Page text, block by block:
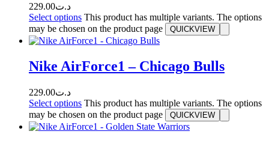
د.ت229.00
Select options This product has multiple variants. The options
may be chosen on the product page
QUICKVIEW
Nike AirForce1 – Chicago Bulls
د.ت229.00
Select options This product has multiple variants. The options
may be chosen on the product page
QUICKVIEW